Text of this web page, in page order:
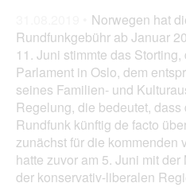
Norwegen hat
Rundfunkgebühr ab Januar
11. Juni stimmte das
Parlament in Oslo, dem
seines Familien- und
Regelung, die bedeutet,
Rundfunk künftig de facto
zunächst für die kommenden
hatte zuvor am 5. Juni mit
der konservativ-liberalen